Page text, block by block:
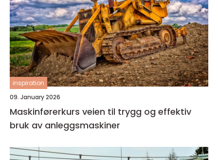
inspiration
09. January 2026
Maskinførerkurs veien til trygg og effektiv
bruk av anleggsmaskiner